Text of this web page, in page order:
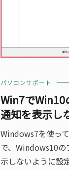
パソコンサポート
Win7でWin10
通知を表示し
Windows7を使っ
で、Windows10
示しないように設